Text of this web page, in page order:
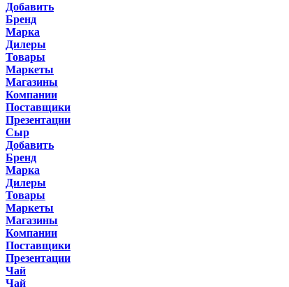
Добавить
Бренд
Марка
Дилеры
Товары
Маркеты
Магазины
Компании
Поставщики
Презентации
Сыр
Добавить
Бренд
Марка
Дилеры
Товары
Маркеты
Магазины
Компании
Поставщики
Презентации
Чай
Чай